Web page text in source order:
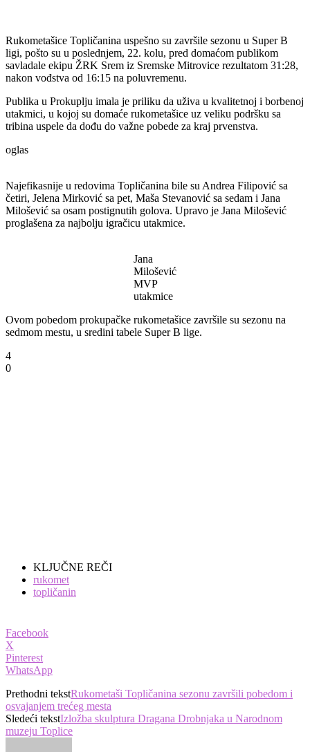
Rukometašice Topličanina uspešno su završile sezonu u Super B
ligi, pošto su u poslednjem, 22. kolu, pred domaćom publikom
savladale ekipu ŽRK Srem iz Sremske Mitrovice rezultatom 31:28,
nakon vođstva od 16:15 na poluvremenu.
Publika u Prokuplju imala je priliku da uživa u kvalitetnoj i borbenoj
utakmici, u kojoj su domaće rukometašice uz veliku podršku sa
tribina uspele da dođu do važne pobede za kraj prvenstva.
oglas
Najefikasnije u redovima Topličanina bile su Andrea Filipović sa
četiri, Jelena Mirković sa pet, Maša Stevanović sa sedam i Jana
Milošević sa osam postignutih golova. Upravo je Jana Milošević
proglašena za najbolju igračicu utakmice.
Jana
Milošević
MVP
utakmice
Ovom pobedom prokupačke rukometašice završile su sezonu na
sedmom mestu, u sredini tabele Super B lige.
4
0
KLJUČNE REČI
rukomet
topličanin
Facebook
X
Pinterest
WhatsApp
Prethodni tekstRukometaši Topličanina sezonu završili pobedom i
osvajanjem trećeg mesta
Sledeći tekstIzložba skulptura Dragana Drobnjaka u Narodnom
muzeju Toplice